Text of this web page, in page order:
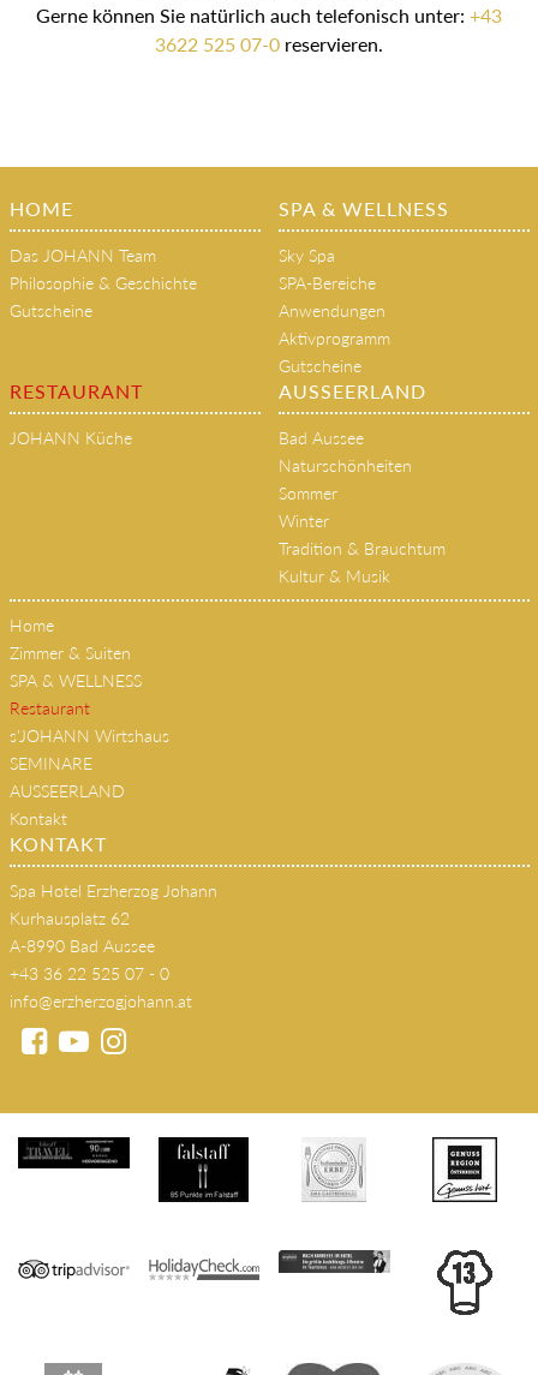
Gerne können Sie natürlich auch telefonisch unter: +43
3622 525 07-0 reservieren.
HOME
Das JOHANN Team
Philosophie & Geschichte
Gutscheine
SPA & WELLNESS
Sky Spa
SPA-Bereiche
Anwendungen
Aktivprogramm
Gutscheine
RESTAURANT
JOHANN Küche
AUSSEERLAND
Bad Aussee
Naturschönheiten
Sommer
Winter
Tradition & Brauchtum
Kultur & Musik
Home
Zimmer & Suiten
SPA & WELLNESS
Restaurant
s'JOHANN Wirtshaus
SEMINARE
AUSSEERLAND
Kontakt
KONTAKT
Spa Hotel Erzherzog Johann
Kurhausplatz 62
A-8990 Bad Aussee
+43 36 22 525 07 - 0
info@erzherzogjohann.at